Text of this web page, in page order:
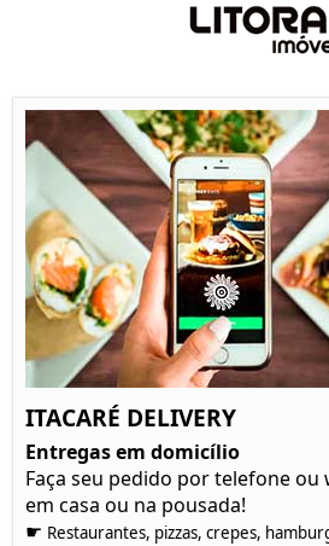
ITACARÉ DELIVERY
Entregas em domicílio
Faça seu pedido por telefone ou
em casa ou na pousada!
☛ Restaurantes, pizzas, crepes,